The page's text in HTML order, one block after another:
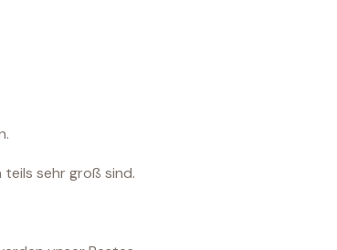
sehr groß sind.